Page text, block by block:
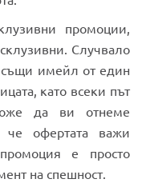
промоции,
Случвало
имейл от един
като всеки път
да ви отнеме
че офертата важи
е просто
на спешност.